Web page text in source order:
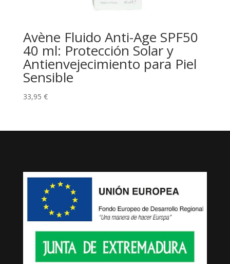
Avène Fluido Anti-Age SPF50
40 ml: Protección Solar y
Antienvejecimiento para Piel
Sensible
33,95 €